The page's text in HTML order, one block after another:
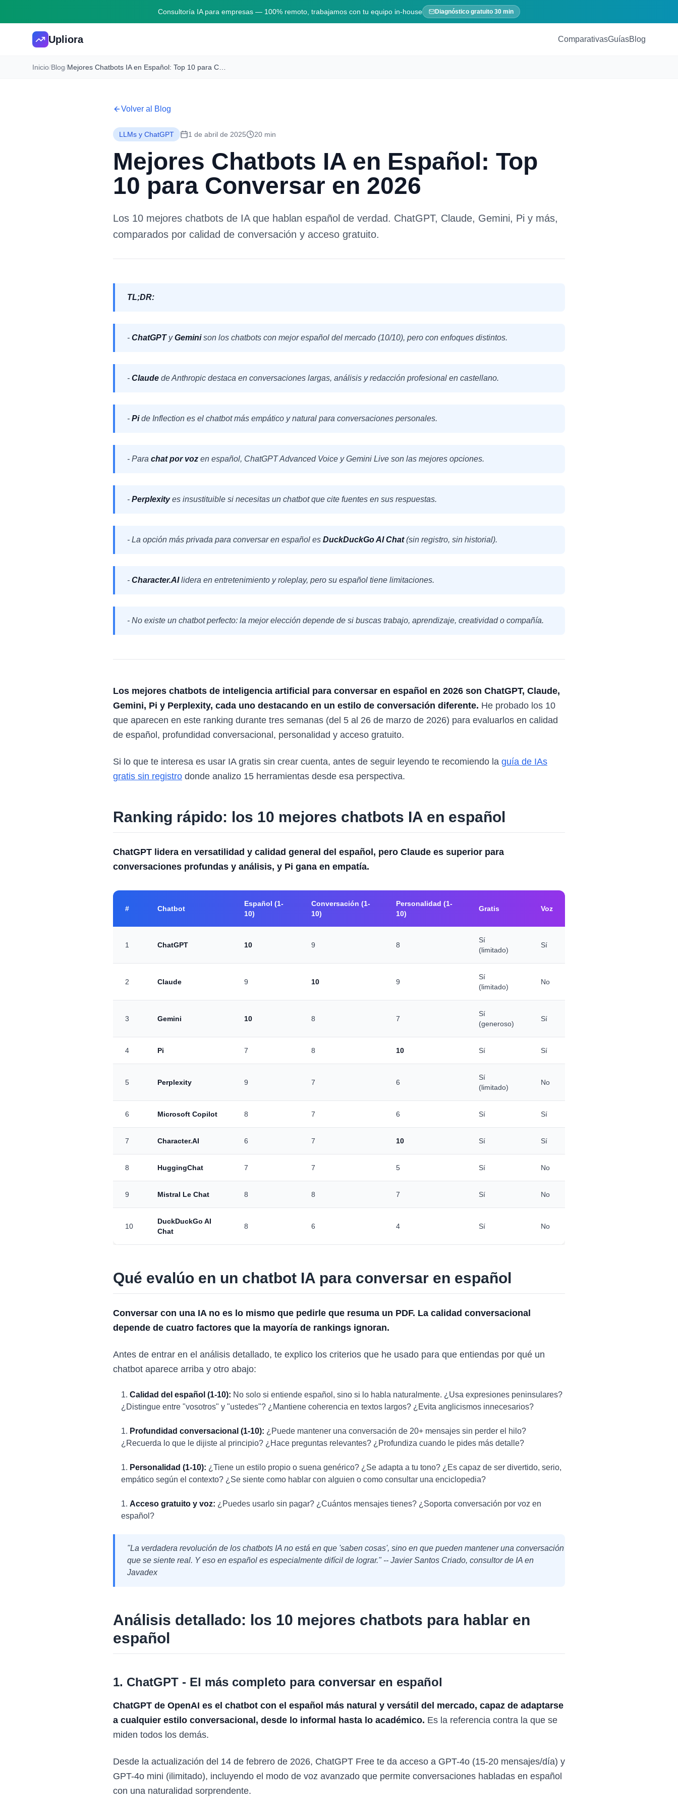
Consultoría IA para empresas — 100% remoto, trabajamos con tu equipo in-house Diagnóstico gratuito 30 min
Upliora ComparativasGuíasBlog
Inicio/Blog/
Volver al Blog
LLMs y ChatGPT 1 de abril de 2025 20 min
Mejores Chatbots IA en Español: Top
10 para Conversar en 2026
Los 10 mejores chatbots de IA que hablan español de verdad. ChatGPT, Claude, Gemini, Pi y más,
comparados por calidad de conversación y acceso gratuito.
TL;DR:
- ChatGPTyGeminison los chatbots con mejor español del mercado (10/10), pero con enfoques distintos.
- Claude de Anthropic destaca en conversaciones largas, análisis y redacción profesional en castellano.
- Pide Inflection es el chatbot más empático y natural para conversaciones personales.
- Para chat por voz en español, ChatGPT Advanced Voice y Gemini Live son las mejores opciones.
- Perplexityes insustituible si necesitas un chatbot que cite fuentes en sus respuestas.
- La opción más privada para conversar en español es DuckDuckGo AI Chat(sin registro, sin historial).
- Character.AIlidera en entretenimiento y roleplay, pero su español tiene limitaciones.
- No existe un chatbot perfecto: la mejor elección depende de si buscas trabajo, aprendizaje, creatividad o compañía.
Los mejores chatbots de inteligencia artificial para conversar en español en 2026 son ChatGPT, Claude,
Gemini, Pi y Perplexity, cada uno destacando en un estilo de conversación diferente. He probado los 10
que aparecen en este ranking durante tres semanas (del 5 al 26 de marzo de 2026) para evaluarlos en calidad
de español, profundidad conversacional, personalidad y acceso gratuito.
Si lo que te interesa es usar IA gratis sin crear cuenta, antes de seguir leyendo te recomiendo la guía de IAs
gratis sin registro donde analizo 15 herramientas desde esa perspectiva.
Ranking rápido: los 10 mejores chatbots IA en español
ChatGPT lidera en versatilidad y calidad general del español, pero Claude es superior para
conversaciones profundas y análisis, y Pi gana en empatía.
# Chatbot
Español (1-
10)
Conversación (1-
10)
Personalidad (1-
10)
Gratis Voz
1 ChatGPT 10 9 8
Sí
(limitado)
Sí
2 Claude 9 10 9
Sí
(limitado)
No
3 Gemini 10 8 7
Sí
(generoso)
Sí
4 Pi 7 8 10 Sí Sí
5 Perplexity 9 7 6
Sí
(limitado)
No
6 Microsoft Copilot 8 7 6 Sí Sí
7 Character.AI 6 7 10 Sí Sí
8 HuggingChat 7 7 5 Sí No
9 Mistral Le Chat 8 8 7 Sí No
10
DuckDuckGo AI
Chat
8 6 4 Sí No
Qué evalúo en un chatbot IA para conversar en español
Conversar con una IA no es lo mismo que pedirle que resuma un PDF. La calidad conversacional
depende de cuatro factores que la mayoría de rankings ignoran.
Antes de entrar en el análisis detallado, te explico los criterios que he usado para que entiendas por qué un
chatbot aparece arriba y otro abajo:
Calidad del español (1-10): No solo si entiende español, sino si lo habla naturalmente. ¿Usa expresiones peninsulares?
¿Distingue entre "vosotros" y "ustedes"? ¿Mantiene coherencia en textos largos? ¿Evita anglicismos innecesarios?
Profundidad conversacional (1-10): ¿Puede mantener una conversación de 20+ mensajes sin perder el hilo?
¿Recuerda lo que le dijiste al principio? ¿Hace preguntas relevantes? ¿Profundiza cuando le pides más detalle?
Personalidad (1-10): ¿Tiene un estilo propio o suena genérico? ¿Se adapta a tu tono? ¿Es capaz de ser divertido, serio,
empático según el contexto? ¿Se siente como hablar con alguien o como consultar una enciclopedia?
Acceso gratuito y voz: ¿Puedes usarlo sin pagar? ¿Cuántos mensajes tienes? ¿Soporta conversación por voz en
español?
"La verdadera revolución de los chatbots IA no está en que 'saben cosas', sino en que pueden mantener una conversación
que se siente real. Y eso en español es especialmente difícil de lograr." -- Javier Santos Criado, consultor de IA en
Javadex
Análisis detallado: los 10 mejores chatbots para hablar en
español
1. ChatGPT - El más completo para conversar en español
ChatGPT de OpenAI es el chatbot con el español más natural y versátil del mercado, capaz de adaptarse
a cualquier estilo conversacional, desde lo informal hasta lo académico. Es la referencia contra la que se
miden todos los demás.
Desde la actualización del 14 de febrero de 2026, ChatGPT Free te da acceso a GPT-4o (15-20 mensajes/día) y
GPT-4o mini (ilimitado), incluyendo el modo de voz avanzado que permite conversaciones habladas en español
con una naturalidad sorprendente.